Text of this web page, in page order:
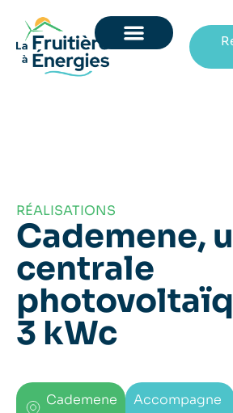
RÉALISATIONS
Cademene,
centrale
3 kWc
Cademene
Accompagne